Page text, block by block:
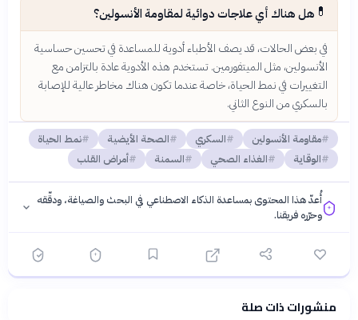
💊 هل هناك أي علاجات دوائية لمقاومة الأنسولين؟
في بعض الحالات، قد يصف الأطباء أدوية للمساعدة في تحسين حساسية
الأنسولين، مثل الميتفورمين. تستخدم هذه الأدوية عادة بالتزامن مع
التغييرات في نمط الحياة، خاصة عندما تكون هناك مخاطر عالية للإصابة
بالسكري من النوع الثاني.
مقاومة الأنسولين السكري الصحة الأيضية
نمط الحياة
الوقاية
الغذاء الصحي السمنة أمراض القلب
أُعدّ هذا المحتوى بمساعدة الذكاء الاصطناعي في البحث والصياغة، ودقّقه
وحرّره فريقنا.
فلسفتنا المعرفية· سياسة الذكاء الاصطناعيمنشورات ذات صلة